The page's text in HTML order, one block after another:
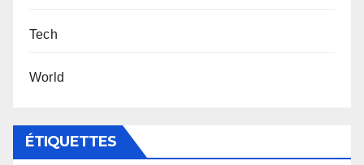
Tech
World
ÉTIQUETTES